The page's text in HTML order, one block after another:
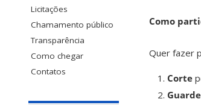
Licitações
Chamamento público
Transparência
Como chegar
Contatos
Como
Quer fazer
Corte
Guarde